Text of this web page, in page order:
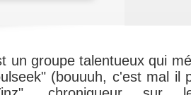
un groupe talentueux qui
(bouuuh, c'est mal il